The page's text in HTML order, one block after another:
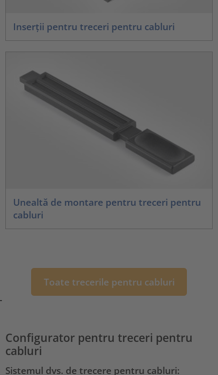
Inserții pentru treceri pentru cabluri
Unealtă de montare pentru treceri pentru
cabluri
Toate trecerile pentru cabluri
Configurator pentru treceri pentru
cabluri
Sistemul dvs. de trecere pentru cabluri: